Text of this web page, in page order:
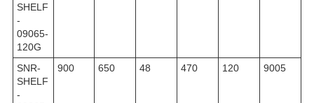
SHELF
-
09065-
120G
SNR-
SHELF
-
900 650 48 470 120 9005